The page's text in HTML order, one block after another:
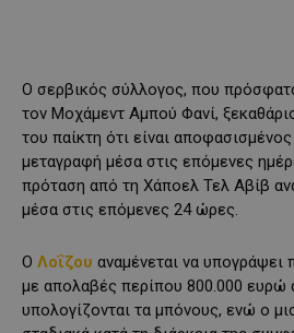
Ο σερβικός σύλλογος, που
τον Μοχάμεντ Αμπού Φανί,
του παίκτη ότι είναι
μεταγραφή μέσα στις επόμενες
πρόταση από τη Χάποελ Τελ Αβίβ
μέσα στις επόμενες 24 ώρες.
Ο Λοΐζου αναμένεται να υπογράψει
με απολαβές περίπου 800.000 ευρώ
υπολογίζονται τα μπόνους, ενώ ο